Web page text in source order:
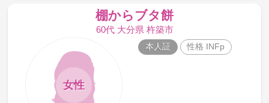
棚からブタ餅
60代 大分県 杵築市
女性
本人証 性格 INFp